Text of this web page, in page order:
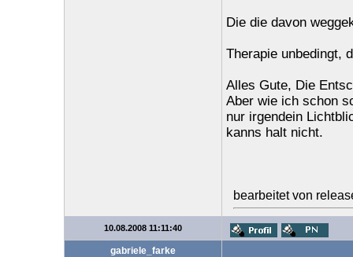
Die die davon
Therapie unbedingt,
Alles Gute, Die
Aber wie ich schon
nur irgendein
kanns halt nicht.
bearbeitet von
10.08.2008 11:11:40
gabriele_farke